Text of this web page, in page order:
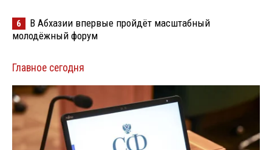
6
В Абхазии впервые пройдёт масштабный
молодёжный форум
Главное сегодня